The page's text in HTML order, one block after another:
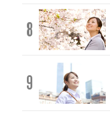
8
9